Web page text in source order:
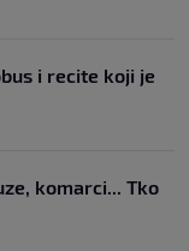
i recite koji je
komarci... Tko